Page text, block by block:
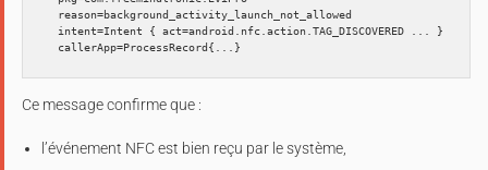
Ce message confirme que :
l’événement NFC est bien reçu par le système,